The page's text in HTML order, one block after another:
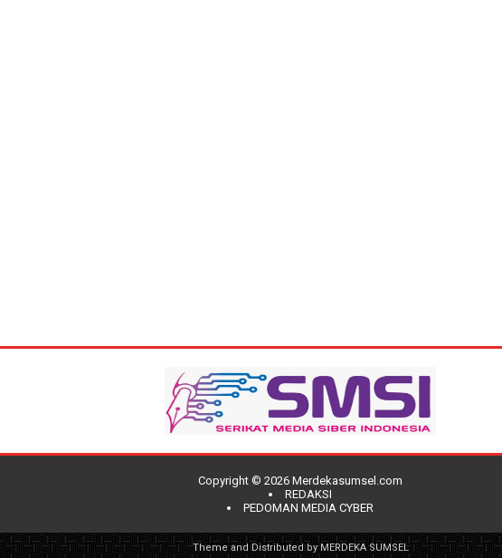
Copyright © 2026 Merdekasumsel.com
REDAKSI
PEDOMAN MEDIA CYBER
Theme and Distributed byMERDEKA SUMSEL